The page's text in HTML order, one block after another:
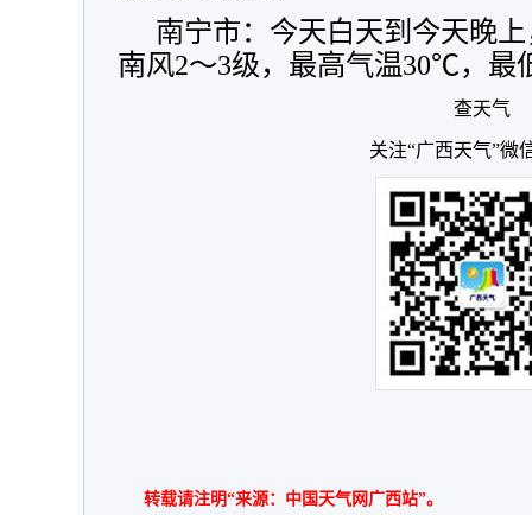
南宁市：今天白天到今天晚
南风2～3级，最高气温30℃，最
查天气
关注“广西天气”微
转载请注明“来源：中国天气网广西站”。